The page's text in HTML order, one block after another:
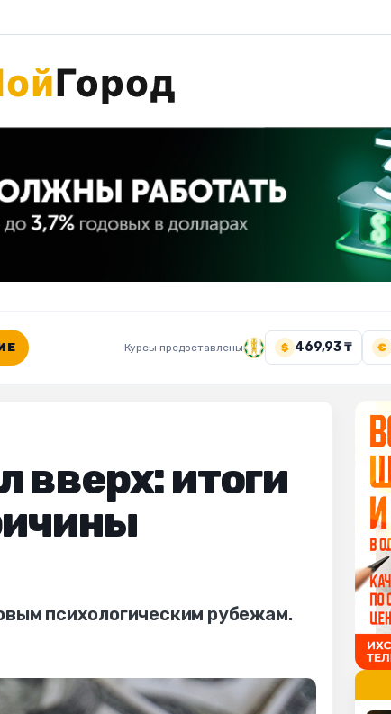
Курсы предоставлены $ 469,93 ₸ €
вверх: итоги
психологическим рубежам.